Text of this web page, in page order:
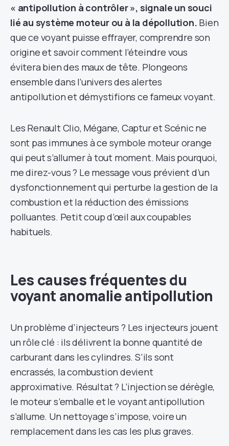
« antipollution à contrôler », signale un souci
lié au système moteur ou à la dépollution. Bien
que ce voyant puisse effrayer, comprendre son
origine et savoir comment l’éteindre vous
évitera bien des maux de tête. Plongeons
ensemble dans l’univers des alertes
antipollution et démystifions ce fameux voyant.
Les Renault Clio, Mégane, Captur et Scénic ne
sont pas immunes à ce symbole moteur orange
qui peut s’allumer à tout moment. Mais pourquoi,
me direz-vous ? Le message vous prévient d’un
dysfonctionnement qui perturbe la gestion de la
combustion et la réduction des émissions
polluantes. Petit coup d’œil aux coupables
habituels.
Les causes fréquentes du
voyant anomalie antipollution
Un problème d’injecteurs ? Les injecteurs jouent
un rôle clé : ils délivrent la bonne quantité de
carburant dans les cylindres. S’ils sont
encrassés, la combustion devient
approximative. Résultat ? L’injection se dérègle,
le moteur s’emballe et le voyant antipollution
s’allume. Un nettoyage s’impose, voire un
remplacement dans les cas les plus graves.